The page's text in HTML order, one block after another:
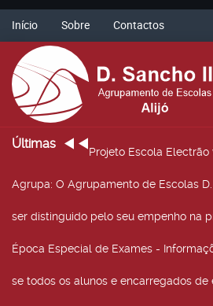
Início Sobre Contactos
Últimas
Projeto Escola
Agrupa: O Agrupamento de Escolas
ser distinguido pelo seu empenho na
Época Especial de Exames -
se todos os alunos e encarregados de